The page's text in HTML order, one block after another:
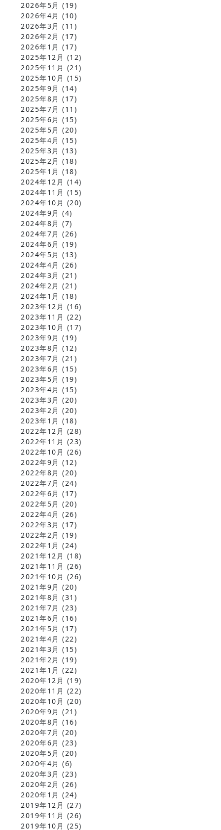
2026年5月 (19)
2026年4月 (10)
2026年3月 (11)
2026年2月 (17)
2026年1月 (17)
2025年12月 (12)
2025年11月 (21)
2025年10月 (15)
2025年9月 (14)
2025年8月 (17)
2025年7月 (11)
2025年6月 (15)
2025年5月 (20)
2025年4月 (15)
2025年3月 (13)
2025年2月 (18)
2025年1月 (18)
2024年12月 (14)
2024年11月 (15)
2024年10月 (20)
2024年9月 (4)
2024年8月 (7)
2024年7月 (26)
2024年6月 (19)
2024年5月 (13)
2024年4月 (26)
2024年3月 (21)
2024年2月 (21)
2024年1月 (18)
2023年12月 (16)
2023年11月 (22)
2023年10月 (17)
2023年9月 (19)
2023年8月 (12)
2023年7月 (21)
2023年6月 (15)
2023年5月 (19)
2023年4月 (15)
2023年3月 (20)
2023年2月 (20)
2023年1月 (18)
2022年12月 (28)
2022年11月 (23)
2022年10月 (26)
2022年9月 (12)
2022年8月 (20)
2022年7月 (24)
2022年6月 (17)
2022年5月 (20)
2022年4月 (26)
2022年3月 (17)
2022年2月 (19)
2022年1月 (24)
2021年12月 (18)
2021年11月 (26)
2021年10月 (26)
2021年9月 (20)
2021年8月 (31)
2021年7月 (23)
2021年6月 (16)
2021年5月 (17)
2021年4月 (22)
2021年3月 (15)
2021年2月 (19)
2021年1月 (22)
2020年12月 (19)
2020年11月 (22)
2020年10月 (20)
2020年9月 (21)
2020年8月 (16)
2020年7月 (20)
2020年6月 (23)
2020年5月 (20)
2020年4月 (6)
2020年3月 (23)
2020年2月 (26)
2020年1月 (24)
2019年12月 (27)
2019年11月 (26)
2019年10月 (25)